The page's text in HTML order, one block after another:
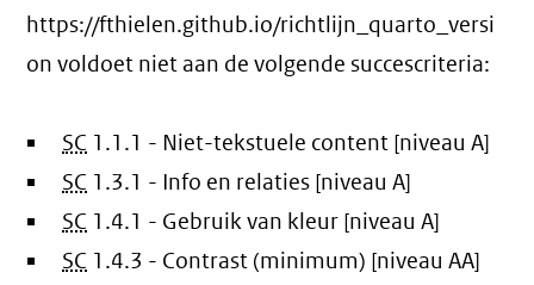
https://fthielen.github.io/richtlijn_quarto_versi
on voldoet niet aan de volgende succescriteria:
SC 1.1.1 - Niet-tekstuele content [niveau A]
SC 1.3.1 - Info en relaties [niveau A]
SC 1.4.1 - Gebruik van kleur [niveau A]
SC 1.4.3 - Contrast (minimum) [niveau AA]